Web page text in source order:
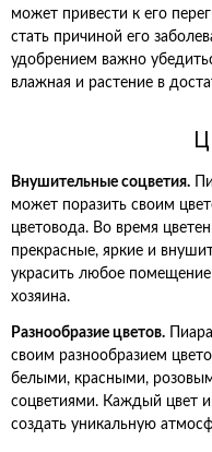
может привести к его
стать причиной его
удобрением важно
влажная и растение в
Внушительные соцветия.
может поразить своим
цветовода. Во время
прекрасные, яркие и
украсить любое
хозяина.
Разнообразие цветов.
своим разнообразием
белыми, красными,
соцветиями. Каждый цвет
создать уникальную